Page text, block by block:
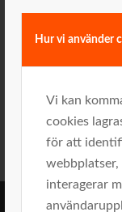
Hur vi använder
Vi kan
cookies
för att
interagerar
Tips! Om ni
med att boosta
är upplöst,
individ.